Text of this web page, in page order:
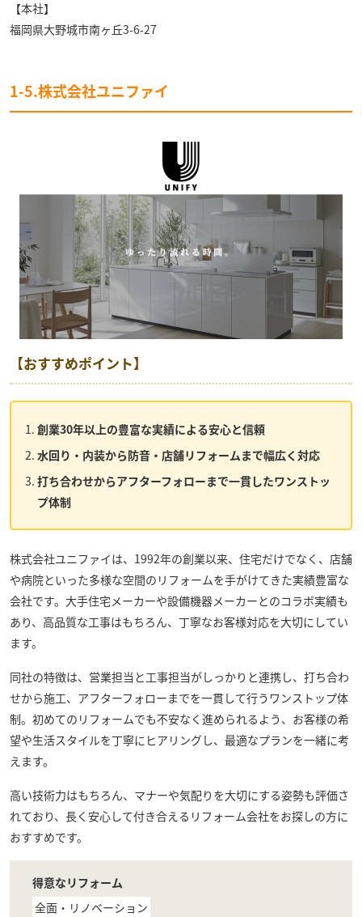
【本社】
福岡県大野城市南ヶ丘3-6-27
1-5.株式会社ユニファイ
【おすすめポイント】
創業30年以上の豊富な実績による安心と信頼
水回り・内装から防音・店舗リフォームまで幅広く対応
打ち合わせからアフターフォローまで一貫したワンストッ
プ体制
株式会社ユニファイは、1992年の創業以来、住宅だけでなく、店舗
や病院といった多様な空間のリフォームを手がけてきた実績豊富な
会社です。大手住宅メーカーや設備機器メーカーとのコラボ実績も
あり、高品質な工事はもちろん、丁寧なお客様対応を大切にしてい
ます。
同社の特徴は、営業担当と工事担当がしっかりと連携し、打ち合わ
せから施工、アフターフォローまでを一貫して行うワンストップ体
制。初めてのリフォームでも不安なく進められるよう、お客様の希
望や生活スタイルを丁寧にヒアリングし、最適なプランを一緒に考
えます。
高い技術力はもちろん、マナーや気配りを大切にする姿勢も評価さ
れており、長く安心して付き合えるリフォーム会社をお探しの方に
おすすめです。
得意なリフォーム
全面・リノベーション